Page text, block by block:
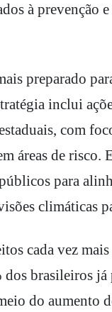
à prevenção
preparado
inclui
com
áreas de
para
climáticas
cada vez
dos brasileiros
do aumento